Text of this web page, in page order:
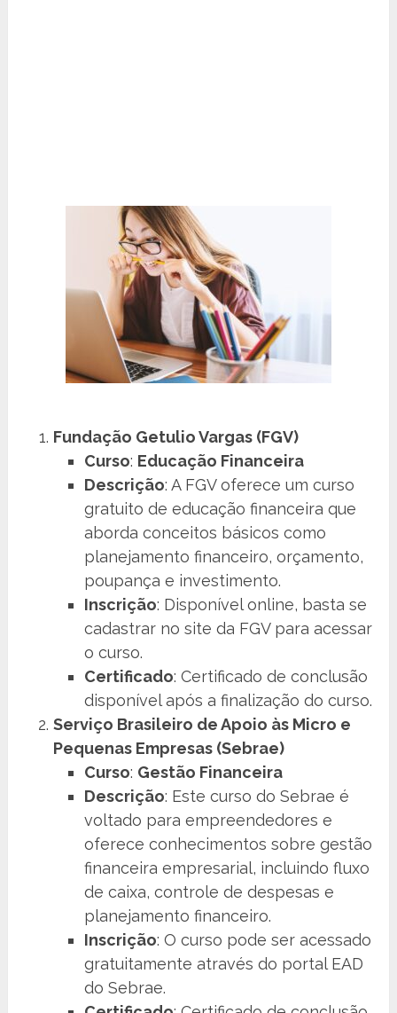
Fundação Getulio Vargas (FGV)
Curso: Educação Financeira
Descrição: A FGV oferece um curso
gratuito de educação financeira que
aborda conceitos básicos como
planejamento financeiro, orçamento,
poupança e investimento.
Inscrição: Disponível online, basta se
cadastrar no site da FGV para acessar
o curso.
Certificado: Certificado de conclusão
disponível após a finalização do curso.
Serviço Brasileiro de Apoio às Micro e
Pequenas Empresas (Sebrae)
Curso: Gestão Financeira
Descrição: Este curso do Sebrae é
voltado para empreendedores e
oferece conhecimentos sobre gestão
financeira empresarial, incluindo fluxo
de caixa, controle de despesas e
planejamento financeiro.
Inscrição: O curso pode ser acessado
gratuitamente através do portal EAD
do Sebrae.